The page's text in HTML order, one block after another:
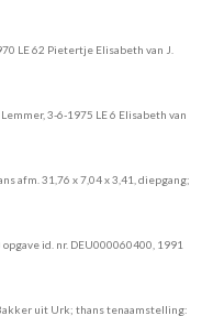
LE 62 Pietertje Elisabeth van J.
3-6-1975 LE 6 Elisabeth van
afm. 31,76 x 7,04 x 3,41, diepgang;
id. nr. DEU000060400, 1991
uit Urk; thans tenaamstelling: